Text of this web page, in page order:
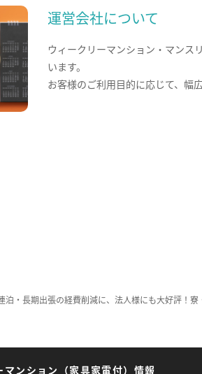
運営会社について
ウィークリーマンション・マンス
います。
お客様のご利用目的に応じて、幅
・長期出張の経費削減に、法人様にも大好評！
ンション（家具家電付）情報